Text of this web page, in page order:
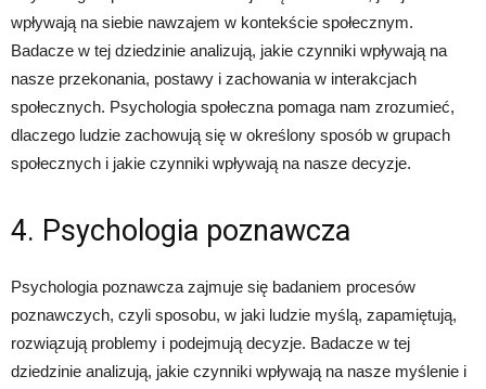
wpływają na siebie nawzajem w kontekście społecznym.
Badacze w tej dziedzinie analizują, jakie czynniki wpływają na
nasze przekonania, postawy i zachowania w interakcjach
społecznych. Psychologia społeczna pomaga nam zrozumieć,
dlaczego ludzie zachowują się w określony sposób w grupach
społecznych i jakie czynniki wpływają na nasze decyzje.
4. Psychologia poznawcza
Psychologia poznawcza zajmuje się badaniem procesów
poznawczych, czyli sposobu, w jaki ludzie myślą, zapamiętują,
rozwiązują problemy i podejmują decyzje. Badacze w tej
dziedzinie analizują, jakie czynniki wpływają na nasze myślenie i